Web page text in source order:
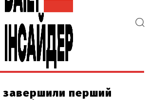
завершили перший